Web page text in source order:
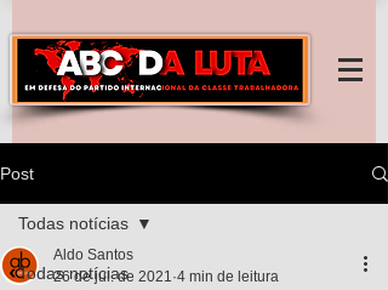
Post
Todas notícias
Todas notícias
Aldo Santos
26 de jul. de 2021 4 min de leitura